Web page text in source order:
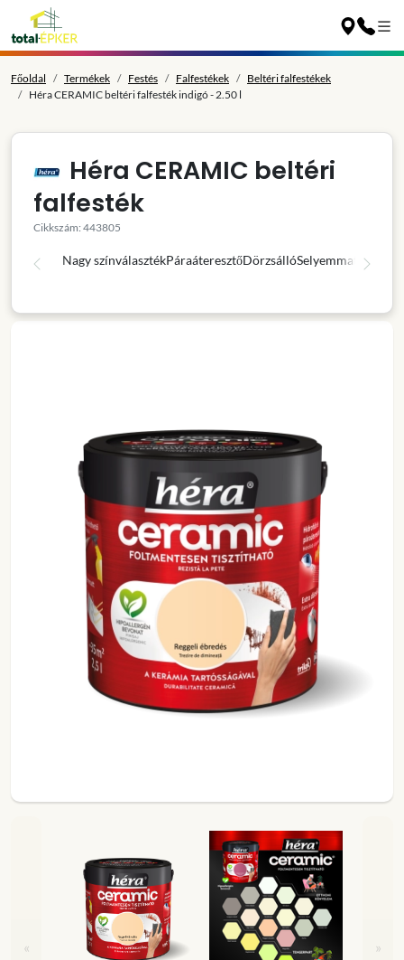
Főoldal Termékek Festés Falfestékek
Beltéri falfestékek
Héra CERAMIC beltéri falfesték indigó - 2.50 l
Héra CERAMIC beltéri
falfesték
Cikkszám: 443805
Nagy színválasztékPáraáteresztőDörzsállóSelyemmatt
« »